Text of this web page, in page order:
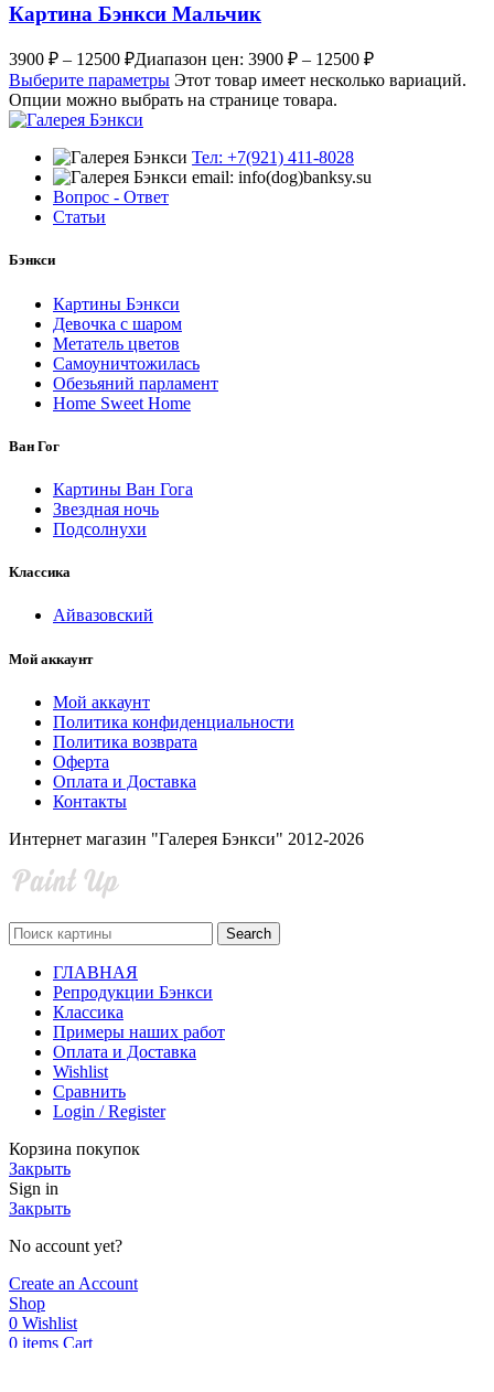
Картина Бэнкси Мальчик
3900 ₽ – 12500 ₽Диапазон цен: 3900 ₽ – 12500 ₽
Выберите параметры Этот товар имеет несколько вариаций.
Опции можно выбрать на странице товара.
Тел: +7(921) 411-8028
email: info(dog)banksy.su
Вопрос - Ответ
Статьи
Бэнкси
Картины Бэнкси
Девочка с шаром
Метатель цветов
Самоуничтожилась
Обезьяний парламент
Home Sweet Home
Ван Гог
Картины Ван Гога
Звездная ночь
Подсолнухи
Классика
Айвазовский
Мой аккаунт
Мой аккаунт
Политика конфиденциальности
Политика возврата
Оферта
Оплата и Доставка
Контакты
Интернет магазин "Галерея Бэнкси" 2012-2026
Search
ГЛАВНАЯ
Репродукции Бэнкси
Классика
Примеры наших работ
Оплата и Доставка
Wishlist
Сравнить
Login / Register
Корзина покупок
Закрыть
Sign in
Закрыть
No account yet?
Create an Account
Shop
0 Wishlist
0 items Cart